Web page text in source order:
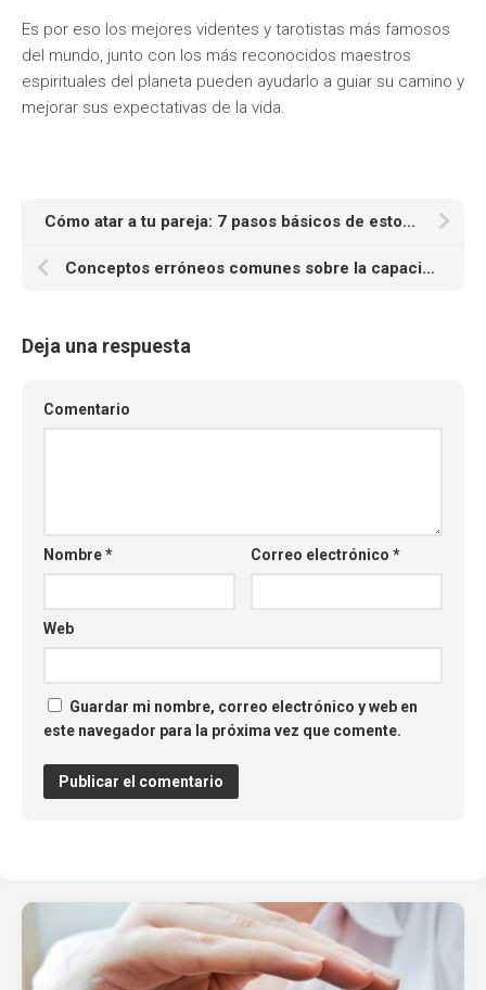
Es por eso los mejores videntes y tarotistas más famosos
del mundo, junto con los más reconocidos maestros
espirituales del planeta pueden ayudarlo a guiar su camino y
mejorar sus expectativas de la vida.
Cómo atar a tu pareja: 7 pasos básicos de estos hechizos
Conceptos erróneos comunes sobre la capacidad psíquica
Deja una respuesta
Comentario
Nombre* Correo electrónico*
Web
Guardar mi nombre, correo electrónico y web en
este navegador para la próxima vez que comente.